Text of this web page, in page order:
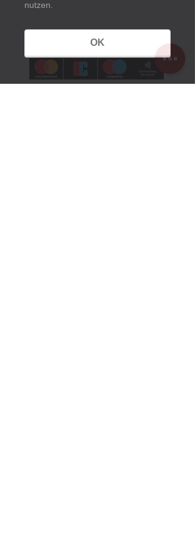
nutzen.
OK